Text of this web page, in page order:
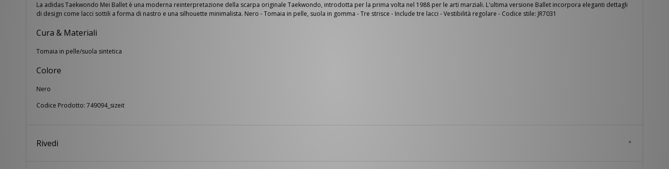
La adidas Taekwondo Mei Ballet è una moderna reinterpretazione della scarpa originale Taekwondo, introdotta per la prima volta nel 1988 per le arti marziali. L'ultima versione Ballet incorpora eleganti dettagli
di design come lacci sottili a forma di nastro e una silhouette minimalista. Nero - Tomaia in pelle, suola in gomma - Tre strisce - Include tre lacci - Vestibilità regolare - Codice stile: JR7031
Cura & Materiali
Tomaia in pelle/suola sintetica
Colore
Nero
Codice Prodotto: 749094_sizeit
Rivedi